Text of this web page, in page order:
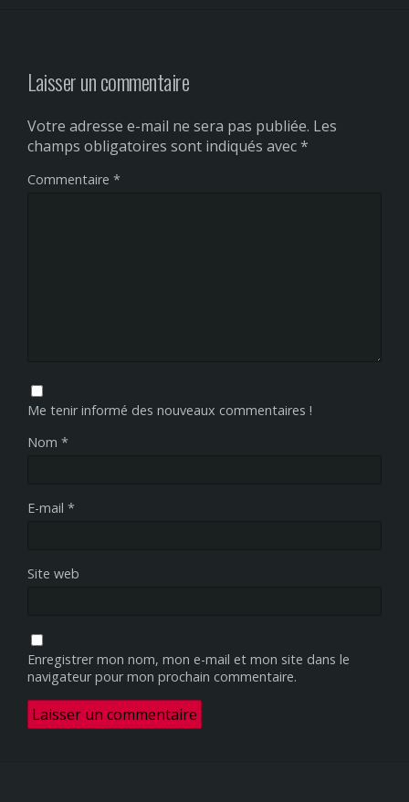
Laisser un commentaire
Votre adresse e-mail ne sera pas publiée. Les
champs obligatoires sont indiqués avec*
Commentaire *
Me tenir informé des nouveaux commentaires !
Nom *
E-mail *
Site web
Enregistrer mon nom, mon e-mail et mon site dans le
navigateur pour mon prochain commentaire.